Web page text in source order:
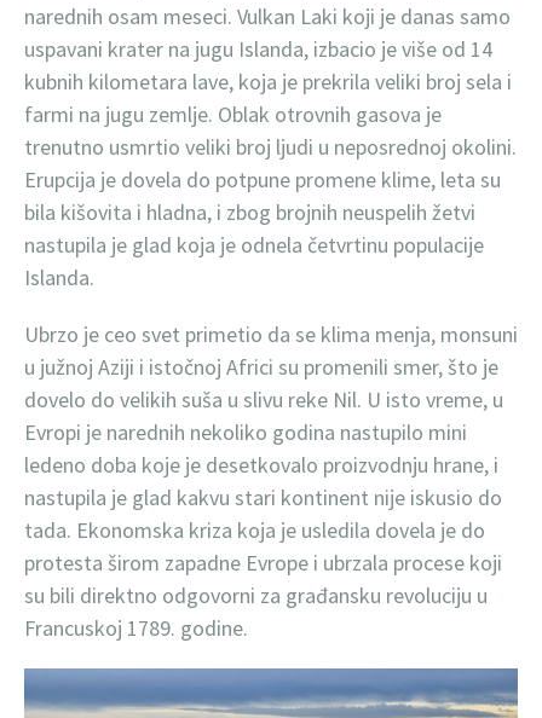
narednih osam meseci. Vulkan Laki koji je danas samo
uspavani krater na jugu Islanda, izbacio je više od 14
kubnih kilometara lave, koja je prekrila veliki broj sela i
farmi na jugu zemlje. Oblak otrovnih gasova je
trenutno usmrtio veliki broj ljudi u neposrednoj okolini.
Erupcija je dovela do potpune promene klime, leta su
bila kišovita i hladna, i zbog brojnih neuspelih žetvi
nastupila je glad koja je odnela četvrtinu populacije
Islanda.
Ubrzo je ceo svet primetio da se klima menja, monsuni
u južnoj Aziji i istočnoj Africi su promenili smer, što je
dovelo do velikih suša u slivu reke Nil. U isto vreme, u
Evropi je narednih nekoliko godina nastupilo mini
ledeno doba koje je desetkovalo proizvodnju hrane, i
nastupila je glad kakvu stari kontinent nije iskusio do
tada. Ekonomska kriza koja je usledila dovela je do
protesta širom zapadne Evrope i ubrzala procese koji
su bili direktno odgovorni za građansku revoluciju u
Francuskoj 1789. godine.